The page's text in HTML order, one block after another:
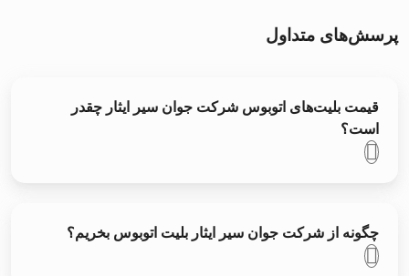
پرسش‌های متداول
قیمت بلیت‌های اتوبوس شرکت جوان سیر ایثار چقدر
است؟
چگونه از شرکت جوان سیر ایثار بلیت اتوبوس بخریم؟